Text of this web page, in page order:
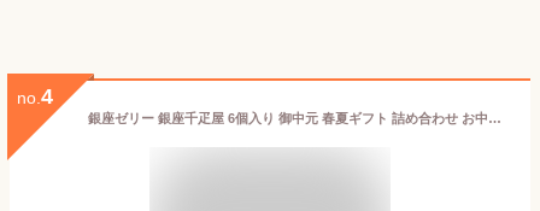
no. 4
銀座ゼリー 銀座千疋屋 6個入り 御中元 春夏ギフト 詰め合わせ お中元 ギフト お返し 東京 お土産 誕生日 父の日 母の日 プレゼント お取り寄せ